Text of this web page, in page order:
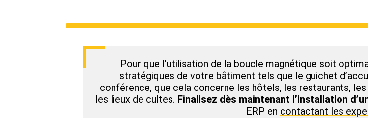
Pour que l’utilisation de la boucle magnétique soit
stratégiques de votre bâtiment tels que le guichet
conférence, que cela concerne les hôtels, les restaurants,
les lieux de cultes. Finalisez dès maintenant l’installation
ERP en contactant les